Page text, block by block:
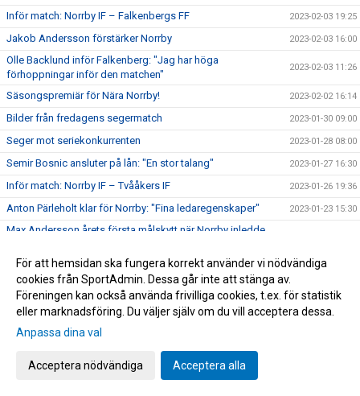
Inför match: Norrby IF – Falkenbergs FF 2023-02-03 19:25
Jakob Andersson förstärker Norrby 2023-02-03 16:00
Olle Backlund inför Falkenberg: "Jag har höga
förhoppningar inför den matchen"
2023-02-03 11:26
Säsongspremiär för Nära Norrby! 2023-02-02 16:14
Bilder från fredagens segermatch 2023-01-30 09:00
Seger mot seriekonkurrenten 2023-01-28 08:00
Semir Bosnic ansluter på lån: "En stor talang" 2023-01-27 16:30
Inför match: Norrby IF – Tvååkers IF 2023-01-26 19:36
Anton Pärleholt klar för Norrby: "Fina ledaregenskaper" 2023-01-23 15:30
Max Andersson årets första målskytt när Norrby inledde
Inför match: Norrby IF – BK Häcken 2023-01-19 20:17
Säsongskort 2023 - ute nu!
Norrby inleder försäsongen mot svenska mästarna 2023-01-16 19:13
Norrby lånar in allsvensk forward från AIK: "Har ett brett
Spelschemat förr Ettan Södra spikat - Norrby inleder borta
För att hemsidan ska fungera korrekt använder vi nödvändiga
cookies från SportAdmin. Dessa går inte att stänga av.
Föreningen kan också använda frivilliga cookies, t.ex. för statistik
eller marknadsföring. Du väljer själv om du vill acceptera dessa.
Anpassa dina val
Acceptera nödvändiga Acceptera alla